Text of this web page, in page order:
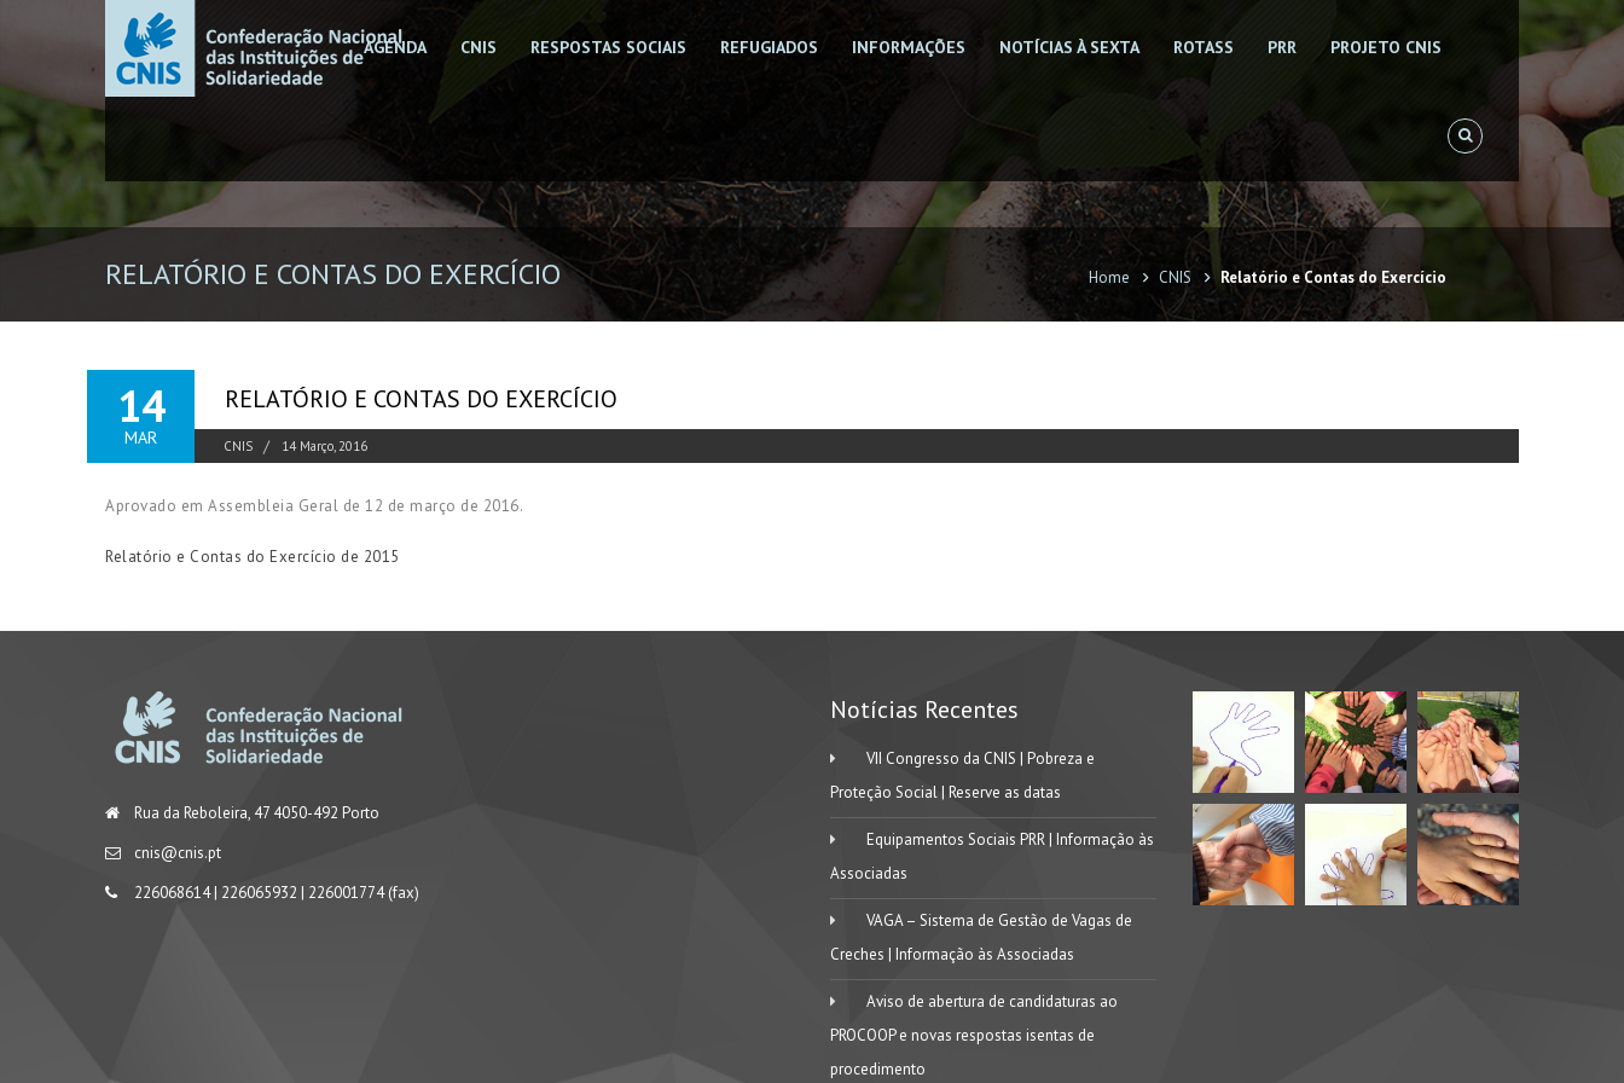
AGENDA CNIS RESPOSTAS SOCIAIS REFUGIADOS INFORMAÇÕES NOTÍCIAS À SEXTA ROTASS PRR PROJETO CNIS
RELATÓRIO E CONTAS DO EXERCÍCIO Home CNIS Relatório e Contas do Exercício
14
MAR
RELATÓRIO E CONTAS DO EXERCÍCIO
CNIS 14 Março, 2016
Aprovado em Assembleia Geral de 12 de março de 2016.
Relatório e Contas do Exercício de 2015
Rua da Reboleira, 47 4050-492 Porto
cnis@cnis.pt
226068614 | 226065932 | 226001774 (fax)
Notícias Recentes
VII Congresso da CNIS | Pobreza e
Proteção Social | Reserve as datas
Equipamentos Sociais PRR | Informação às
Associadas
VAGA – Sistema de Gestão de Vagas de
Creches | Informação às Associadas
Aviso de abertura de candidaturas ao
PROCOOP e novas respostas isentas de
procedimento